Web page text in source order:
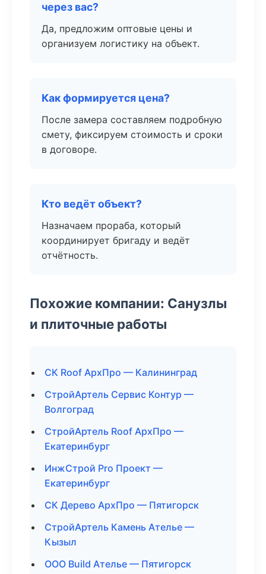
через вас?
Да, предложим оптовые цены и
организуем логистику на объект.
Как формируется цена?
После замера составляем подробную
смету, фиксируем стоимость и сроки
в договоре.
Кто ведёт объект?
Назначаем прораба, который
координирует бригаду и ведёт
отчётность.
Похожие компании: Санузлы
и плиточные работы
СК Roof АрхПро — Калининград
СтройАртель Сервис Контур —
Волгоград
СтройАртель Roof АрхПро —
Екатеринбург
ИнжСтрой Pro Проект —
Екатеринбург
СК Дерево АрхПро — Пятигорск
СтройАртель Камень Ателье —
Кызыл
ООО Build Ателье — Пятигорск